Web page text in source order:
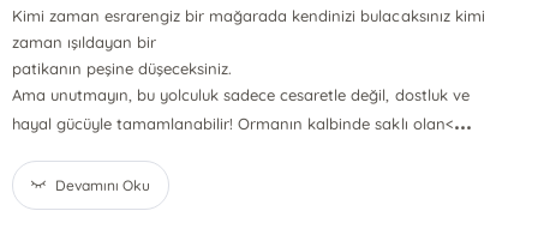
Kimi zaman esrarengiz bir mağarada kendinizi bulacaksınız kimi
zaman ışıldayan bir
patikanın peşine düşeceksiniz.
Ama unutmayın, bu yolculuk sadece cesaretle değil, dostluk ve
hayal gücüyle tamamlanabilir! Ormanın kalbinde saklı olan<...
Devamını Oku